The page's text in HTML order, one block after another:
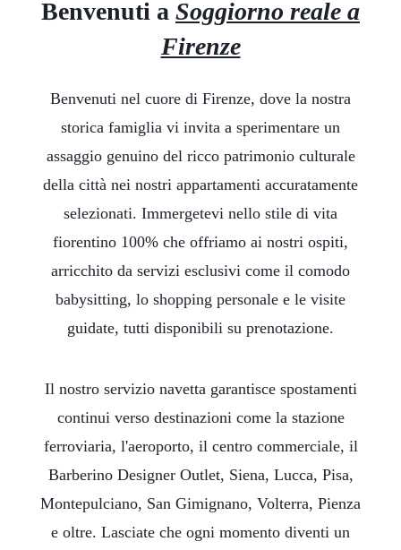
Benvenuti a Soggiorno reale a
Firenze
Benvenuti nel cuore di Firenze, dove la nostra
storica famiglia vi invita a sperimentare un
assaggio genuino del ricco patrimonio culturale
della città nei nostri appartamenti accuratamente
selezionati. Immergetevi nello stile di vita
fiorentino 100% che offriamo ai nostri ospiti,
arricchito da servizi esclusivi come il comodo
babysitting, lo shopping personale e le visite
guidate, tutti disponibili su prenotazione.
Il nostro servizio navetta garantisce spostamenti
continui verso destinazioni come la stazione
ferroviaria, l'aeroporto, il centro commerciale, il
Barberino Designer Outlet, Siena, Lucca, Pisa,
Montepulciano, San Gimignano, Volterra, Pienza
e oltre. Lasciate che ogni momento diventi un